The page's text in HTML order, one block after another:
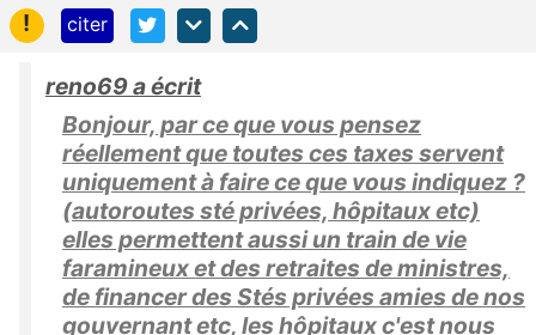
!
citer
reno69 a écrit
Bonjour, par ce que vous pensez
réellement que toutes ces taxes servent
uniquement à faire ce que vous indiquez ?
(autoroutes sté privées, hôpitaux etc)
elles permettent aussi un train de vie
faramineux et des retraites de ministres,
de financer des Stés privées amies de nos
gouvernant etc, les hôpitaux c'est nous